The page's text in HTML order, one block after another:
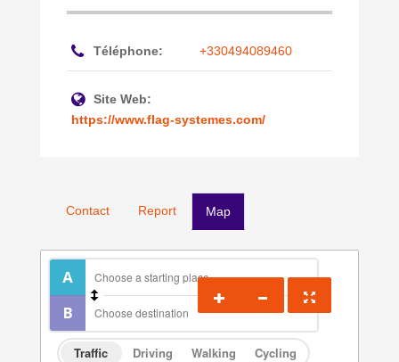
Téléphone: +330494089460
Site Web:
https://www.flag-systemes.com/
Contact Report Map
Traffic Driving Walking Cycling